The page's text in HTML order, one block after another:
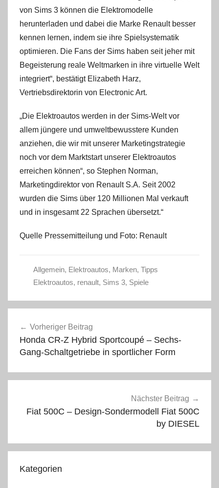
von Sims 3 können die Elektromodelle
herunterladen und dabei die Marke Renault besser
kennen lernen, indem sie ihre Spielsystematik
optimieren. Die Fans der Sims haben seit jeher mit
Begeisterung reale Weltmarken in ihre virtuelle Welt
integriert“, bestätigt Elizabeth Harz,
Vertriebsdirektorin von Electronic Art.
„Die Elektroautos werden in der Sims-Welt vor
allem jüngere und umweltbewusstere Kunden
anziehen, die wir mit unserer Marketingstrategie
noch vor dem Marktstart unserer Elektroautos
erreichen können“, so Stephen Norman,
Marketingdirektor von Renault S.A. Seit 2002
wurden die Sims über 120 Millionen Mal verkauft
und in insgesamt 22 Sprachen übersetzt.“
Quelle Pressemitteilung und Foto: Renault
Allgemein, Elektroautos, Marken, Tipps
Elektroautos, renault, Sims 3, Spiele
Vorheriger Beitrag
Honda CR-Z Hybrid Sportcoupé – Sechs-
Gang-Schaltgetriebe in sportlicher Form
Nächster Beitrag
Fiat 500C – Design-Sondermodell Fiat 500C
by DIESEL
Kategorien